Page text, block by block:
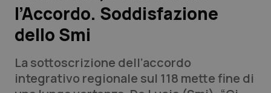
Lavoro e Professioni
Scienza e Farmaci
Studi e Analisi
l’Accordo. Soddisfazione
dello Smi
La sottoscrizione dell’accordo
integrativo regionale sul 118 mette fine di